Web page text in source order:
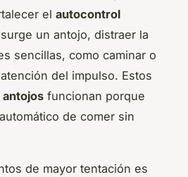
el autocontrol
un antojo, distraer la
sencillas, como caminar o
del impulso. Estos
funcionan porque
de comer sin
de mayor tentación es